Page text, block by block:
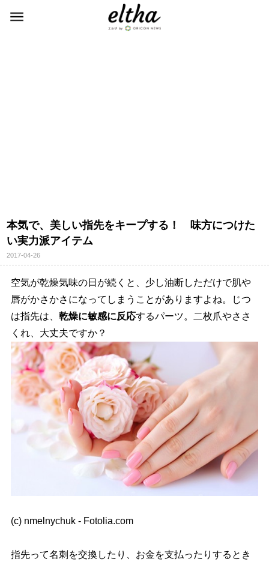
本気で、美しい指先をキープする！ 味方につけた
い実力派アイテム
2017-04-26
空気が乾燥気味の日が続くと、少し油断しただけで肌
唇がかさかさになってしまうことがありますよね。じつ
は指先は、 乾燥に敏感に反応するパーツ。二枚爪やささ
くれ、大丈夫ですか？
(c) nmelnychuk - Fotolia.com
指先って名刺を交換したり、お金を支払ったりするとき